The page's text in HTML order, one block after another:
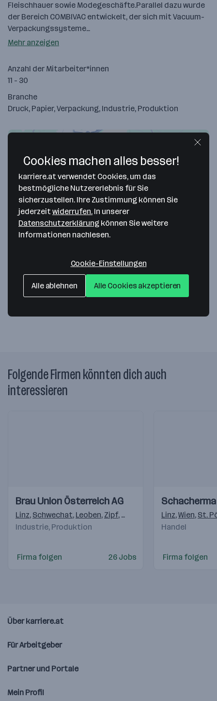
Fleischhauer sowie Modegeschäfte.Parallel dazu wurde
der Bereich COMBIVAC entwickelt, der sich mit Vacuum-
Verpackungssysteme…
Mehr anzeigen
Anzahl der Mitarbeiter*innen
11 - 30
Branche
Druck, Papier, Verpackung, Industrie, Produktion
4020 Linz
— Route berechnen
Folgende Firmen könnten dich auch
interessieren
Videos
Einblicke
Einblicke
Brau Union Österreich AG
Linz, Schwechat, Leoben, Zipf, Graz ,Schladming,
Industrie, Produktion
Firma folgen 26 Jobs
Videos
Einblicke
Einblicke
Linz,Wien, St.
Handel
Firma folgen
Über karriere.at
Für Arbeitgeber
Partner und Portale
Mein Profil
Cookies machen alles besser!
karriere.at verwendet Cookies, um das
bestmögliche Nutzererlebnis für Sie
sicherzustellen. Ihre Zustimmung können Sie
jederzeitwiderrufen. In unserer
Datenschutzerklärung können Sie weitere
Informationen nachlesen.
Cookie-Einstellungen
Alle ablehnen Alle Cookies akzeptieren